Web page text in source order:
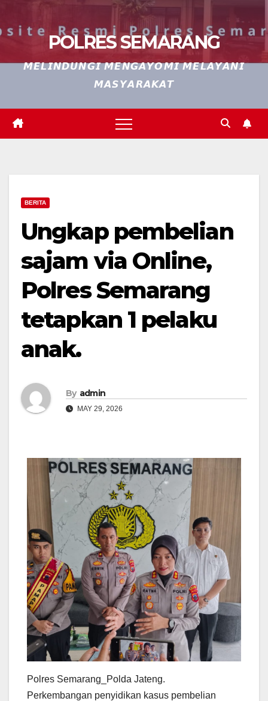
POLRES SEMARANG
𝙈𝙀𝙇𝙄𝙉𝘿𝙐𝙉𝙂𝙄 𝙈𝙀𝙉𝙂𝘼𝙔𝙊𝙈𝙄 𝙈𝙀𝙇𝘼𝙔𝘼𝙉𝙄
𝙈𝘼𝙎𝙔𝘼𝙍𝘼𝙆𝘼𝙏
BERITA
Ungkap pembelian
sajam via Online,
Polres Semarang
tetapkan 1 pelaku
anak.
By admin
MAY 29, 2026
Polres Semarang_Polda Jateng.
Perkembangan penyidikan kasus pembelian